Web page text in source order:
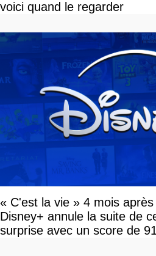
voici quand le regarder
« C'est la vie » 4 mois
Disney+ annule la suite de
surprise avec un score de